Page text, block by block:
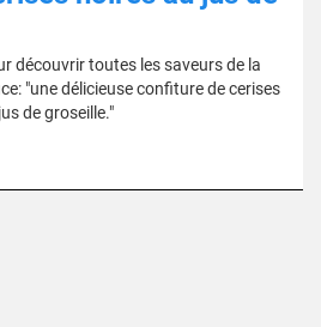
découvrir toutes les saveurs de la
"une délicieuse confiture de cerises
de groseille."